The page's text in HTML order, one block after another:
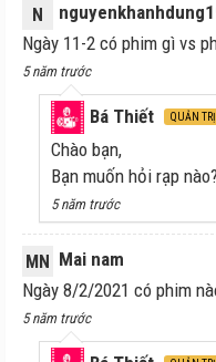
N
Ngày 11-2 có phim gì vs
5 năm trước
Bá Thiết QUẢN
Chào bạn,
Bạn muốn hỏi rạp nào?
5 năm trước
MN Mai nam
Ngày 8/2/2021 có phim
5 năm trước